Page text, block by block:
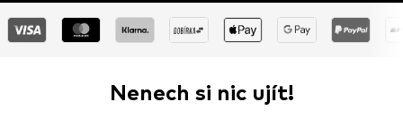
Nenech si nic ujít!